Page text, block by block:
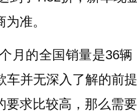
准。
月的全国销量是36
并无深入了解的前
求比较高，那么需